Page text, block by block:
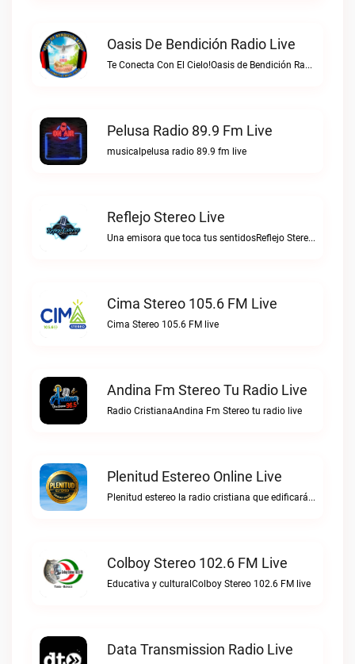
Oasis De Bendición Radio Live
Te Conecta Con El Cielo!Oasis de Bendición Radio live
Pelusa Radio 89.9 Fm Live
musicalpelusa radio 89.9 fm live
Reflejo Stereo Live
Una emisora que toca tus sentidosReflejo Stereo live
Cima Stereo 105.6 FM Live
Cima Stereo 105.6 FM live
Andina Fm Stereo Tu Radio Live
Radio CristianaAndina Fm Stereo tu radio live
Plenitud Estereo Online Live
Plenitud estereo la radio cristiana que edificará tu vida.Plenitud Estereo Online live
Colboy Stereo 102.6 FM Live
Educativa y culturalColboy Stereo 102.6 FM live
Data Transmission Radio Live